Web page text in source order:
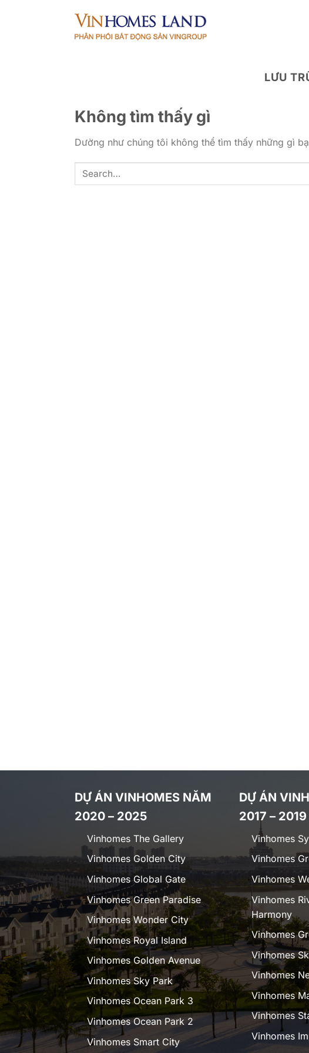
LƯU
Không tìm thấy gì
Dường như chúng tôi không thể tìm thấy những gì
DỰ ÁN VINHOMES NĂM
2020 – 2025
Vinhomes The Gallery
Vinhomes Golden City
Vinhomes Global Gate
Vinhomes Green Paradise
Vinhomes Wonder City
Vinhomes Royal Island
Vinhomes Golden Avenue
Vinhomes Sky Park
Vinhomes Ocean Park 3
Vinhomes Ocean Park 2
Vinhomes Smart City
DỰ ÁN
2017 – 2019
Vinhomes
Vinhomes
Vinhomes
Vinhomes
Harmony
Vinhomes
Vinhomes
Vinhomes
Vinhomes
Vinhomes
Vinhomes